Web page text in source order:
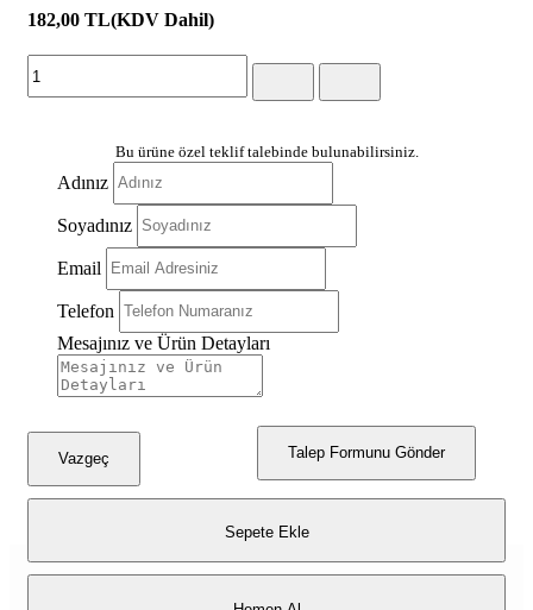
182,00 TL(KDV Dahil)
Bu ürüne özel teklif talebinde bulunabilirsiniz.
Adınız
Soyadınız
Email
Telefon
Mesajınız ve Ürün Detayları
Talep Formunu Gönder
Vazgeç
Sepete Ekle